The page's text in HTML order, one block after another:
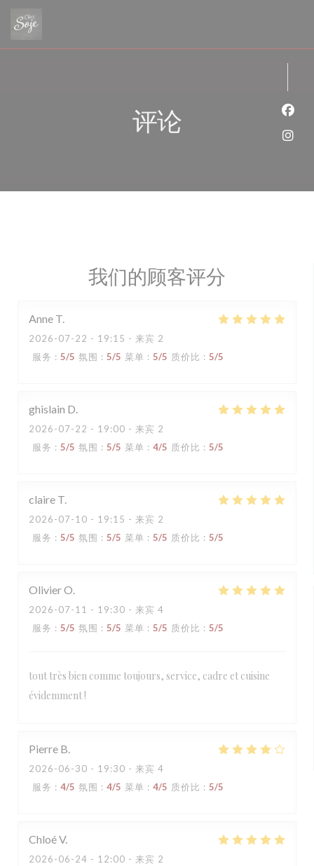
评论
我们的顾客评分
Anne T
2026-07-22 - 19:15 - 来宾 2
服务 : 5/5 氛围 : 5/5 菜单 : 5/5 质价比 : 5/5
ghislain D
2026-07-22 - 19:00 - 来宾 2
服务 : 5/5 氛围 : 5/5 菜单 : 4/5 质价比 : 5/5
claire T
2026-07-10 - 19:15 - 来宾 2
服务 : 5/5 氛围 : 5/5 菜单 : 5/5 质价比 : 5/5
OlivierO
2026-07-11 - 19:30 - 来宾 4
服务 : 5/5 氛围 : 5/5 菜单 : 5/5 质价比 : 5/5
tout très bien comme toujours, service, cadre et cuisine
évidemment !
Pierre B
2026-06-30 - 19:30 - 来宾 4
服务 : 4/5 氛围 : 4/5 菜单 : 4/5 质价比 : 5/5
ChloéV
2026-06-24 - 12:00 - 来宾 2